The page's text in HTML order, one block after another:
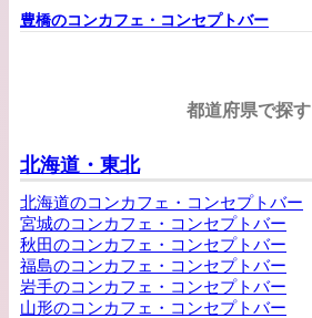
豊橋のコンカフェ・コンセプトバー
都道府県で探す
北海道・東北
北海道のコンカフェ・コンセプトバー
宮城のコンカフェ・コンセプトバー
秋田のコンカフェ・コンセプトバー
福島のコンカフェ・コンセプトバー
岩手のコンカフェ・コンセプトバー
山形のコンカフェ・コンセプトバー